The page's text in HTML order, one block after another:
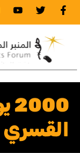
القسري